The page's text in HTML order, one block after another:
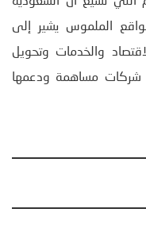
الملموس يشير إلى
والخدمات وتحويل
شركات مساهمة ودعمها